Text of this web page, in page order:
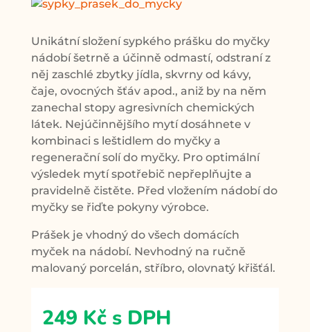
Unikátní složení sypkého prášku do myčky
nádobí šetrně a účinně odmastí, odstraní z
něj zaschlé zbytky jídla, skvrny od kávy,
čaje, ovocných šťáv apod., aniž by na něm
zanechal stopy agresivních chemických
látek. Nejúčinnějšího mytí dosáhnete v
kombinaci s leštidlem do myčky a
regenerační solí do myčky. Pro optimální
výsledek mytí spotřebič nepřeplňujte a
pravidelně čistěte. Před vložením nádobí do
myčky se řiďte pokyny výrobce.
Prášek je vhodný do všech domácích
myček na nádobí. Nevhodný na ručně
malovaný porcelán, stříbro, olovnatý křišťál.
249 Kč s DPH